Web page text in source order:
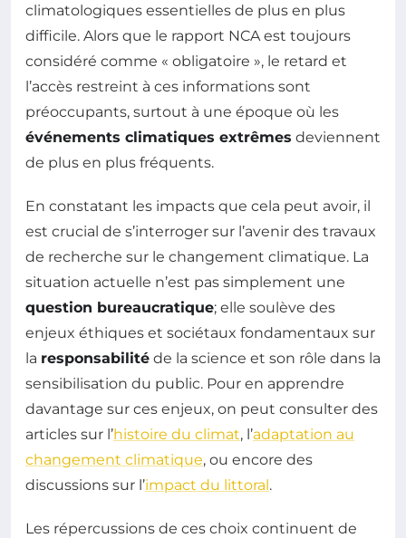
climatologiques essentielles de plus en plus
difficile. Alors que le rapport NCA est toujours
considéré comme « obligatoire », le retard et
l’accès restreint à ces informations sont
préoccupants, surtout à une époque où les
événements climatiques extrêmes deviennent
de plus en plus fréquents.
En constatant les impacts que cela peut avoir, il
est crucial de s’interroger sur l’avenir des travaux
de recherche sur le changement climatique. La
situation actuelle n’est pas simplement une
question bureaucratique; elle soulève des
enjeux éthiques et sociétaux fondamentaux sur
la responsabilité de la science et son rôle dans la
sensibilisation du public. Pour en apprendre
davantage sur ces enjeux, on peut consulter des
articles sur l’histoire du climat, l’adaptation au
changement climatique, ou encore des
discussions sur l’impact du littoral.
Les répercussions de ces choix continuent de